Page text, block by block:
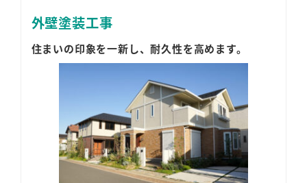
外壁塗装工事
住まいの印象を一新し、耐久性を高めます。